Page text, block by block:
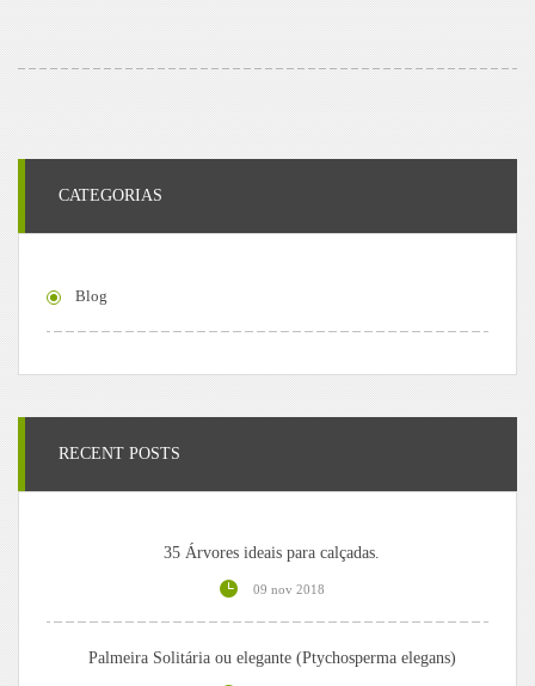
CATEGORIAS
Blog
RECENT POSTS
35 Árvores ideais para calçadas.
09 nov 2018
Palmeira Solitária ou elegante (Ptychosperma elegans)